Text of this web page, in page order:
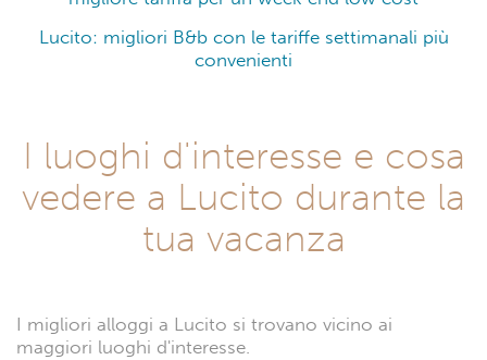
Lucito: migliori B&b con le tariffe settimanali più
convenienti
I luoghi d'interesse e cosa
vedere a Lucito durante la
tua vacanza
I migliori alloggi a Lucito si trovano vicino ai
maggiori luoghi d'interesse.